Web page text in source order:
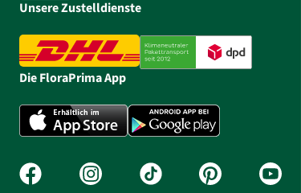
Unsere Zustelldienste
Die FloraPrima App